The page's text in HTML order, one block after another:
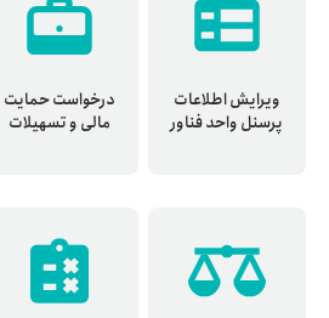
ویرایش اطلاعات
پرسنل واحد فناور
درخواست حمایت
مالی و تسهیلات